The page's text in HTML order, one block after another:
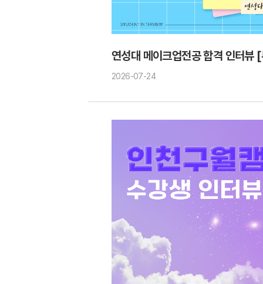
연성대 메이크업전공 합격 인터뷰
2026-07-24